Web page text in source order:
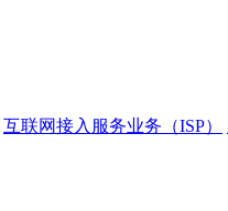
互联网接入服务业务（ISP）